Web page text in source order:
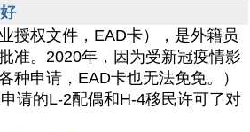
授权文件，EAD卡），是外籍员
准。2020年，因为受新冠疫情影
种申请，EAD卡也无法免免。）
请的L-2配偶和H-4移民许可了对